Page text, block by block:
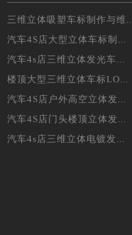
三维立体吸塑车标制作与维...
汽车4S店大型立体车标制...
汽车4s店三维立体发光车...
楼顶大型三维立体车标LO...
汽车4S店户外高空立体发...
汽车4S店门头楼顶立体发...
汽车4s店三维立体电镀发...